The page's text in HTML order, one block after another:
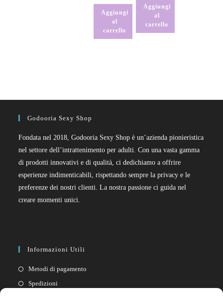
Aggiungi
al
carrello
Aggiungi
al
carrello
Godooria Sexy Shop
Fondata nel 2018, Godooria Sexy Shop è un’azienda pionieristica
nel settore dell’intrattenimento per adulti. Con una vasta gamma
di prodotti innovativi e di qualità, ci dedichiamo a offrire
esperienze indimenticabili, rispettando sempre la privacy e le
preferenze dei nostri clienti. La nostra passione ci guida nel
creare momenti unici.
Informazioni Utili
Metodi di pagamento
Spedizioni